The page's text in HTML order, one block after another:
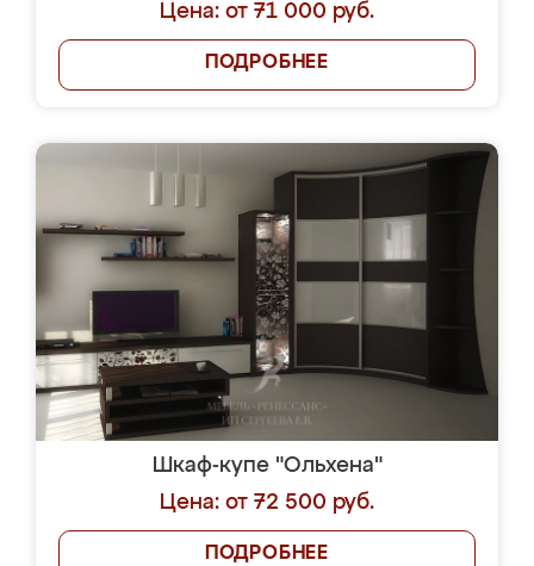
Цена: от 71 000 руб.
ПОДРОБНЕЕ
Шкаф-купе "Ольхена"
Цена: от 72 500 руб.
ПОДРОБНЕЕ